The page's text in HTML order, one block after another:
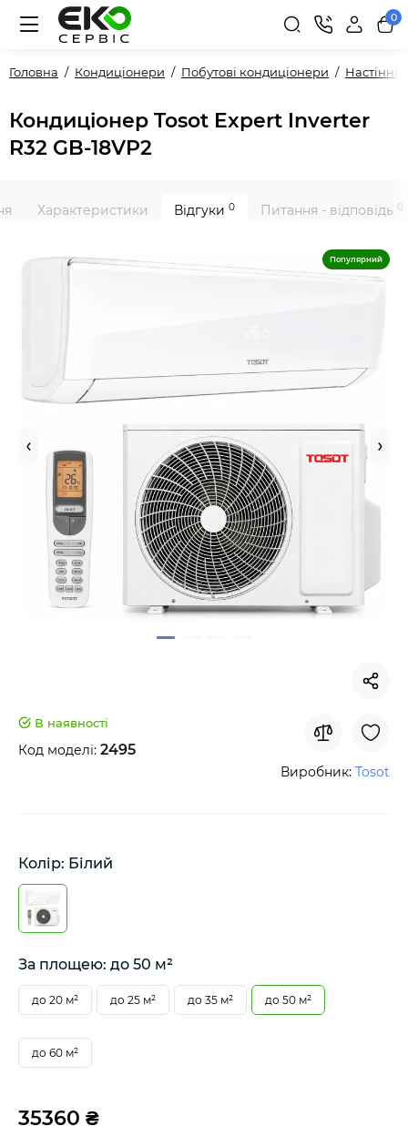
0
Головна Кондиціонери Побутові кондиціонери Настінні
Кондиціонер Tosot Expert Inverter
R32 GB-18VP2
Характеристики Відгуки 0 Питання - відповідь 0
Популярний
В наявності
Код моделі: 2495
Виробник: Tosot
Колір: Білий
За площею: до 50 м²
до 20 м² до 25 м² до 35 м² до 50 м²
до 60 м²
35360 ₴